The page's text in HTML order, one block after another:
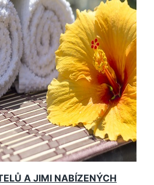
A JIMI NABÍZENÝCH